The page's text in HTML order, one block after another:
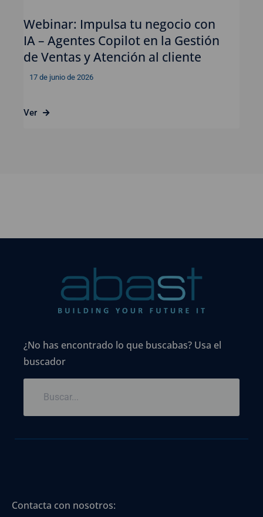
Webinar: Impulsa tu negocio con
IA – Agentes Copilot en la Gestión
de Ventas y Atención al cliente
17 de junio de 2026
Ver
¿No has encontrado lo que buscabas? Usa el
buscador
Contacta con nosotros: